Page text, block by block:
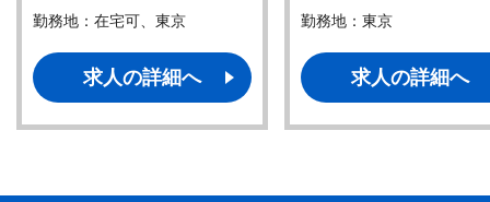
勤務地：在宅可、東京
求人の詳細へ
勤務地：東京
求人の詳細へ